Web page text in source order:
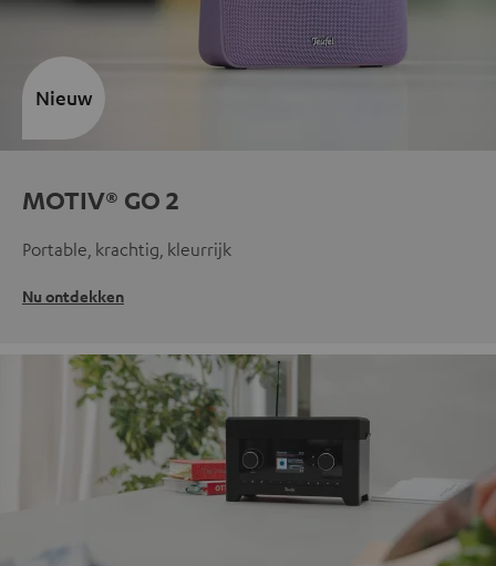
MOTIV® GO 2
Portable, krachtig, kleurrijk
Nu ontdekken
Nieuw